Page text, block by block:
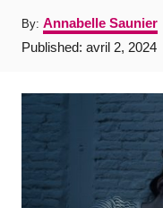
By: A
u
t
o
Annabelle Saunier
P
t
Published: avril 2, 2024